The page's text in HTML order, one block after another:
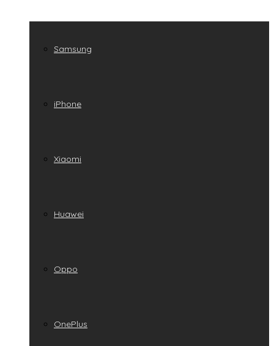
Samsung
iPhone
Xiaomi
Huawei
Oppo
OnePlus